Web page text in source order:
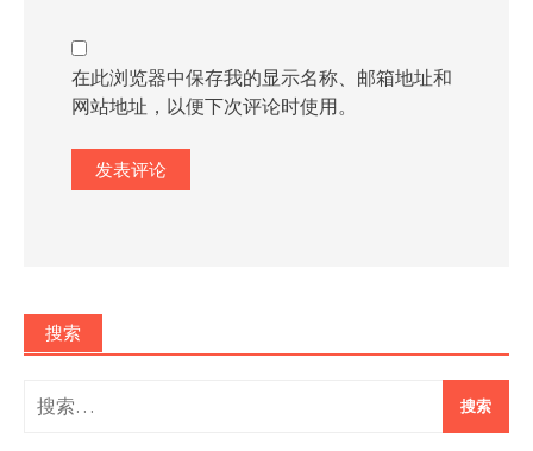
在此浏览器中保存我的显示名称、邮箱地址和
网站地址，以便下次评论时使用。
搜索
搜
索：